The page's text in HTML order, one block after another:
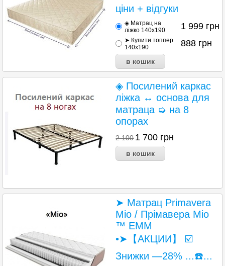
ціни + відгуки
◈ Матрац на
ліжко 140x190
1 999 грн
➤ Купити топпер
140x190
888 грн
◈ Посилений каркас
ліжка ↔ основа для
матраца ➭ на 8
опорах
2 100 1 700 грн
➤ Матрац Primavera
Mio / Прімавера Міо
™ ЕММ
•➤【АКЦИИ】 ☑️
Знижки —28% ...☎️...